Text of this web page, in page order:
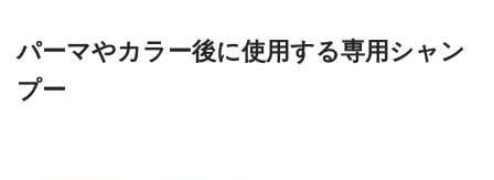
パーマやカラー後に使用する専用シャン
プー